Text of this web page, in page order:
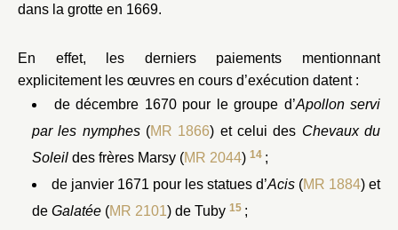
dans la grotte en 1669.
En effet, les derniers paiements mentionnant
explicitement les œuvres en cours d’exécution datent :
de décembre 1670 pour le groupe d’Apollon servi
par les nymphes(MR 1866) et celui des Chevaux du
Soleil des frères Marsy (MR 2044) 14;
de janvier 1671 pour les statues d’Acis (MR 1884) et
de Galatée (MR 2101) de Tuby 15;